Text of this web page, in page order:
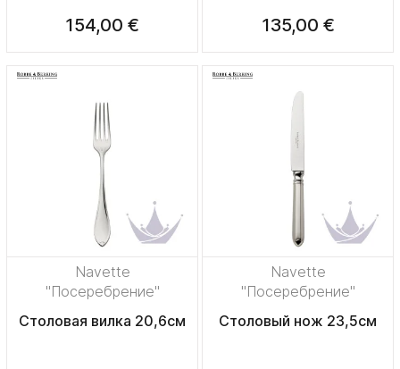
154,00 € 135,00 €
Navette
"Посеребрение"
Столовая вилка 20,6см
Navette
"Посеребрение"
Столовый нож 23,5см